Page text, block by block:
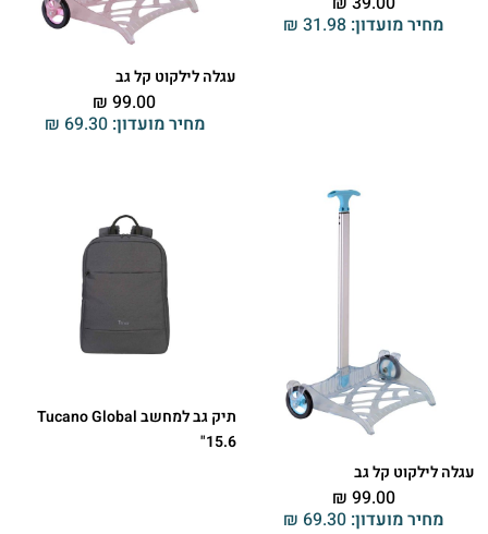
מחיר מועדון: ₪ 31.98
עגלה לילקוט קל גב
מחיר מועדון: ₪ 69.30
₪ 99.00
עגלה לילקוט קל גב
מחיר מועדון: ₪ 69.30
₪ 99.00
תיק גב למחשב Tucano Global
15.6"